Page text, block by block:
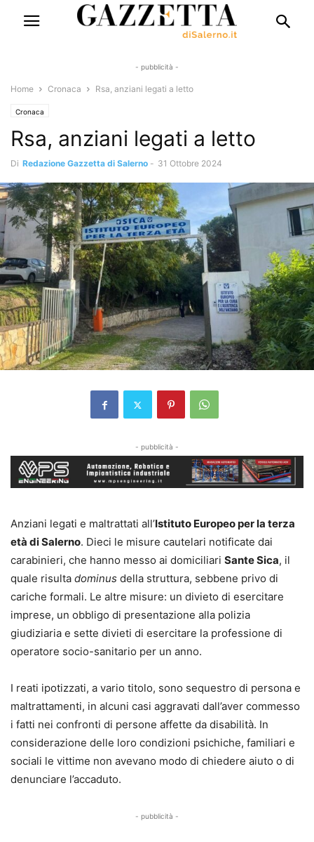
- pubblicità -
Home Cronaca Rsa, anziani legati a letto
Cronaca
Rsa, anziani legati a letto
Di Redazione Gazzetta di Salerno - 31 Ottobre 2024
- pubblicità -
Anziani legati e maltrattati all’Istituto Europeo per la terza
età di Salerno. Dieci le misure cautelari notificate dai
carabinieri, che hanno messo ai domiciliari Sante Sica, il
quale risulta dominus della struttura, sebbene privo di
cariche formali. Le altre misure: un divieto di esercitare
imprese, un obbligo di presentazione alla polizia
giudiziaria e sette divieti di esercitare la professione di
operatore socio-sanitario per un anno.
I reati ipotizzati, a vario titolo, sono sequestro di persona e
maltrattamenti, in alcuni casi aggravati dall’aver commesso
i fatti nei confronti di persone affette da disabilità. In
considerazione delle loro condizioni psichiche, familiari e
sociali le vittime non avevano modo di chiedere aiuto o di
denunciare l’accaduto.
- pubblicità -